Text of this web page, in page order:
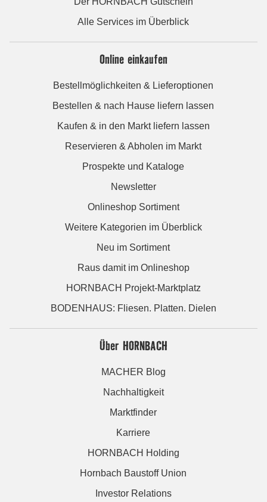
Alle Services im Überblick
Online einkaufen
Bestellmöglichkeiten & Lieferoptionen
Bestellen & nach Hause liefern lassen
Kaufen & in den Markt liefern lassen
Reservieren & Abholen im Markt
Prospekte und Kataloge
Newsletter
Onlineshop Sortiment
Weitere Kategorien im Überblick
Neu im Sortiment
Raus damit im Onlineshop
HORNBACH Projekt-Marktplatz
BODENHAUS: Fliesen. Platten. Dielen
Über HORNBACH
MACHER Blog
Nachhaltigkeit
Marktfinder
Karriere
HORNBACH Holding
Hornbach Baustoff Union
Investor Relations